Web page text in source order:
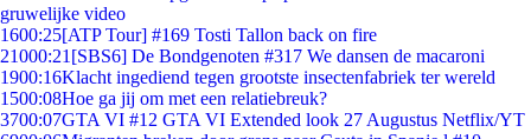
gruwelijke video
1600:25[ATP Tour] #169 Tosti Tallon back on fire
21000:21 [SBS6] De Bondgenoten #317 We dansen de macaroni
1900:16Klacht ingediend tegen grootste insectenfabriek ter wereld
1500:08Hoe ga jij om met een relatiebreuk?
3700:07GTA VI #12 GTA VI Extended look 27 Augustus Netflix/YT